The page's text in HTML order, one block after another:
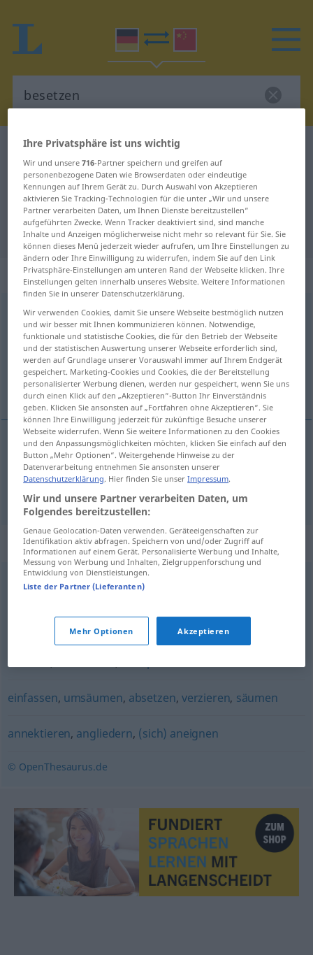
Deutsch-Chinesisch Wörterbuch
Deutsch-Chinesisch Übersetzung
für "besetzen"
"besetzen" Chinesisch Übersetzung
„besetzen“
besetzen
Übersicht aller Übersetzungen
(Für mehr Details die Übersetzung anklicken/antippen)
占, 占领
[zhàn] besetzen Platz
占领 [zhànlǐng] besetzen MIL
Synonyme für "besetzen"
einführen,einweihen,schaffen
erobern
einfassen, umsäumen, absetzen, verzieren, säumen
annektieren, angliedern, (sich) aneignen
© OpenThesaurus.de
Ihre Privatsphäre ist uns wichtig
Wir und unsere716-Partner speichern und greifen auf
personenbezogene Daten wie Browserdaten oder eindeutige
Kennungen auf Ihrem Gerät zu. Durch Auswahl von Akzeptieren
aktivieren Sie Tracking-Technologien für die unter „Wir und unsere
Partner verarbeiten Daten, um Ihnen Dienste bereitzustellen“
aufgeführten Zwecke. Wenn Tracker deaktiviert sind, sind manche
Inhalte und Anzeigen möglicherweise nicht mehr so relevant für Sie. Sie
können dieses Menü jederzeit wieder aufrufen, um Ihre Einstellungen zu
ändern oder Ihre Einwilligung zu widerrufen, indem Sie auf den Link
Privatsphäre-Einstellungen am unteren Rand der Webseite klicken. Ihre
Einstellungen gelten innerhalb unseres Website. Weitere Informationen
finden Sie in unserer Datenschutzerklärung.
Wir verwenden Cookies, damit Sie unsere Webseite bestmöglich nutzen
und wir besser mit Ihnen kommunizieren können. Notwendige,
funktionale und statistische Cookies, die für den Betrieb der Webseite
und der statistischen Auswertung unserer Webseite erforderlich sind,
werden auf Grundlage unserer Vorauswahl immer auf Ihrem Endgerät
gespeichert. Marketing-Cookies und Cookies, die der Bereitstellung
personalisierter Werbung dienen, werden nur gespeichert, wenn Sie uns
durch einen Klick auf den „Akzeptieren“-Button Ihr Einverständnis
geben. Klicken Sie ansonsten auf „Fortfahren ohne Akzeptieren“. Sie
können Ihre Einwilligung jederzeit für zukünftige Besuche unserer
Webseite widerrufen. Wenn Sie weitere Informationen zu den Cookies
und den Anpassungsmöglichkeiten möchten, klicken Sie einfach auf den
Button „Mehr Optionen“. Weitergehende Hinweise zu der
Datenverarbeitung entnehmen Sie ansonsten unserer
Datenschutzerklärung. Hier finden Sie unserImpressum.
Wir und unsere Partner verarbeiten Daten, um
Folgendes bereitzustellen:
Genaue Geolocation-Daten verwenden. Geräteeigenschaften zur
Identifikation aktiv abfragen. Speichern von und/oder Zugriff auf
Informationen auf einem Gerät. Personalisierte Werbung und Inhalte,
Messung von Werbung und Inhalten, Zielgruppenforschung und
Entwicklung von Dienstleistungen.
Liste der Partner (Lieferanten)
Mehr Optionen Akzeptieren